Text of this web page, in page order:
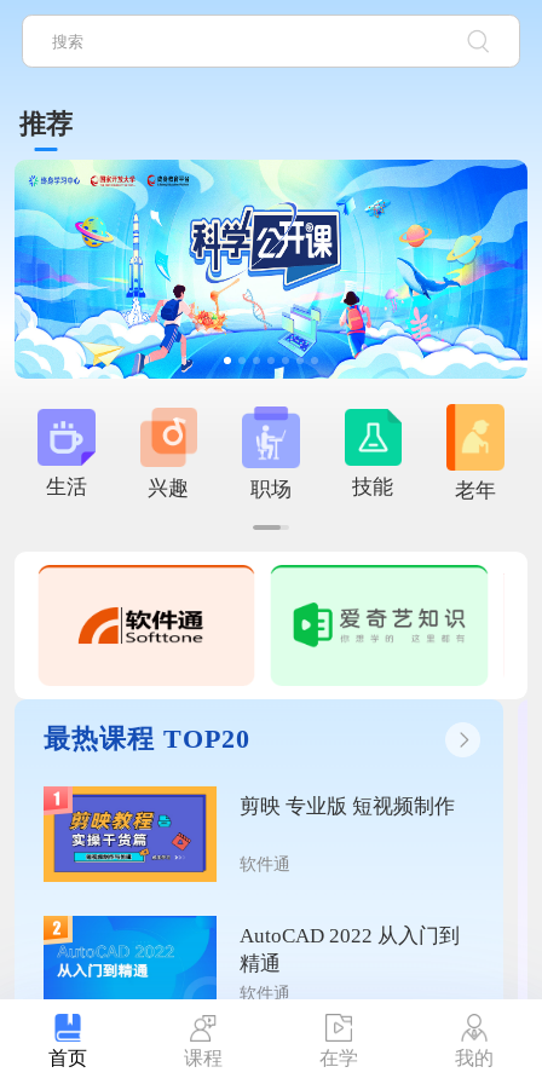
推荐
生活 兴趣 职场 技能 老年
最热课程 TOP20
剪映 专业版 短视频制作
软件通
AutoCAD 2022 从入门到
精通
软件通
走进心理学，走进生活
首页 课程 在学 我的